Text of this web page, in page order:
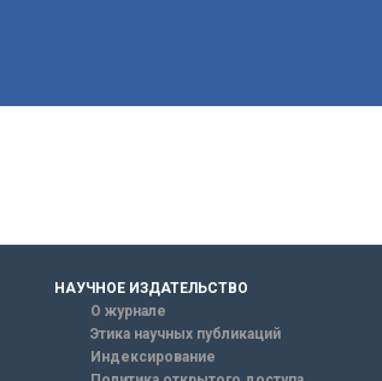
НАУЧНОЕ ИЗДАТЕЛЬСТВО
О журнале
Этика научных публикаций
Индексирование